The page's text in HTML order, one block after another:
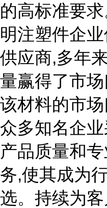
的高标准要
明注塑件企
供应商,多年
量赢得了市
该材料的市
众多知名企
产品质量和
务,使其成为
选。持续为